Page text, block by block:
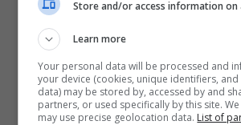
Store and/or access information on
Learn more
Your personal data will be processed and
your device (cookies, unique identifiers,
data) may be stored by, accessed by and
partners, or used specifically by this site.
may use precise geolocation data. List of